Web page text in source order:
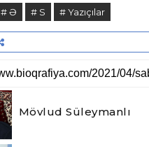
# Ə # S # Yazıçılar
Mövlud Süleymanlı